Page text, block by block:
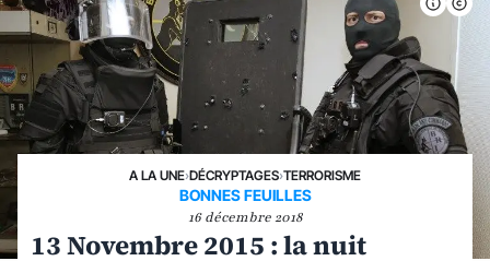
A LA UNE›DÉCRYPTAGES›TERRORISME
BONNES FEUILLES
16 décembre 2018
13 Novembre 2015 : la nuit